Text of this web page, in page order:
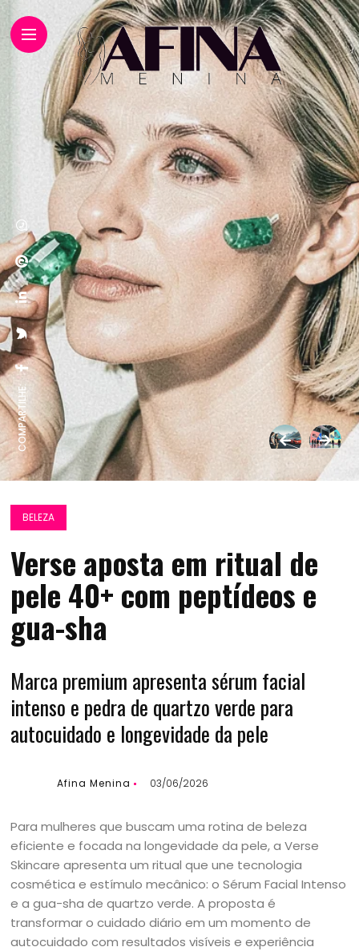
COMPARTILHE:
BELEZA
Verse aposta em ritual de
pele 40+ com peptídeos e
gua-sha
Marca premium apresenta sérum facial
intenso e pedra de quartzo verde para
autocuidado e longevidade da pele
Afina Menina 03/06/2026
Para mulheres que buscam uma rotina de beleza
eficiente e focada na longevidade da pele, a Verse
Skincare apresenta um ritual que une tecnologia
cosmética e estímulo mecânico: o Sérum Facial Intenso
e a gua-sha de quartzo verde. A proposta é
transformar o cuidado diário em um momento de
autocuidado com resultados visíveis e experiência